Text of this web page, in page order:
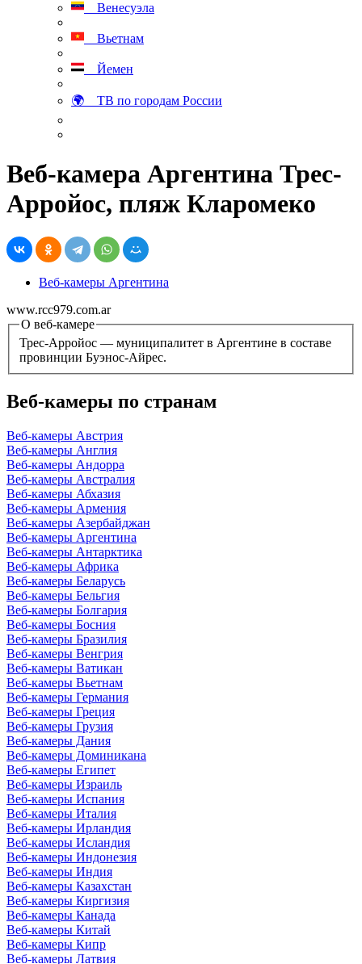
Венесуэла
Вьетнам
Йемен
🌍 ТВ по городам России
Веб-камера Аргентина Трес-
Арройос, пляж Кларомеко
Веб-камеры Аргентина
www.rcc979.com.ar
О веб-камере
Трес-Арройос — муниципалитет в Аргентине в составе
провинции Буэнос-Айрес.
Веб-камеры по странам
Веб-камеры Австрия
Веб-камеры Англия
Веб-камеры Андорра
Веб-камеры Австралия
Веб-камеры Абхазия
Веб-камеры Армения
Веб-камеры Азербайджан
Веб-камеры Аргентина
Веб-камеры Антарктика
Веб-камеры Африка
Веб-камеры Беларусь
Веб-камеры Бельгия
Веб-камеры Болгария
Веб-камеры Босния
Веб-камеры Бразилия
Веб-камеры Венгрия
Веб-камеры Ватикан
Веб-камеры Вьетнам
Веб-камеры Германия
Веб-камеры Греция
Веб-камеры Грузия
Веб-камеры Дания
Веб-камеры Доминикана
Веб-камеры Египет
Веб-камеры Израиль
Веб-камеры Испания
Веб-камеры Италия
Веб-камеры Ирландия
Веб-камеры Исландия
Веб-камеры Индонезия
Веб-камеры Индия
Веб-камеры Казахстан
Веб-камеры Киргизия
Веб-камеры Канада
Веб-камеры Китай
Веб-камеры Кипр
Веб-камеры Латвия